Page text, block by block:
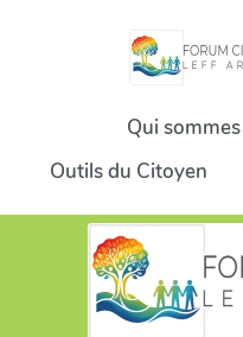
Aller au contenu
Qui
Outils du Citoyen